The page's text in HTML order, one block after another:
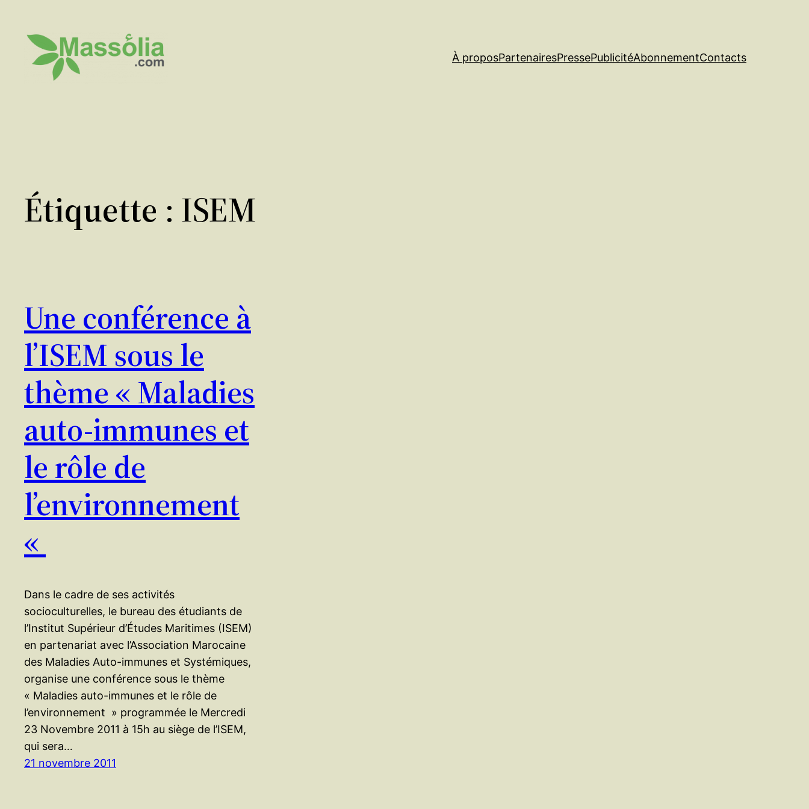
contenu
À proposPartenairesPressePublicitéAbonnementContacts
Étiquette : ISEM
Une conférence à
l’ISEM sous le
thème « Maladies
auto-immunes et
le rôle de
l’environnement
«
Dans le cadre de ses activités
socioculturelles, le bureau des étudiants de
l’Institut Supérieur d’Études Maritimes (ISEM)
en partenariat avec l’Association Marocaine
des Maladies Auto-immunes et Systémiques,
organise une conférence sous le thème
« Maladies auto-immunes et le rôle de
l’environnement » programmée le Mercredi
23 Novembre 2011 à 15h au siège de l’ISEM,
qui sera…
21 novembre 2011